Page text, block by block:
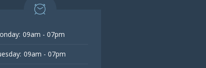
09am - 07pm
09am - 07pm